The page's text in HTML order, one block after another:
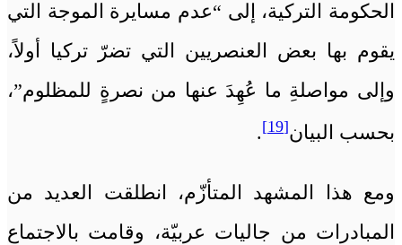
الحكومة التركية، إلى “عدم مسايرة الموجة التي
يقوم بها بعض العنصريين التي تضرّ تركيا أولاً،
وإلى مواصلةِ ما عُهِدَ عنها من نصرةٍ للمظلوم”،
بحسب البيان[19]
.
ومع هذا المشهد المتأزّم، انطلقت العديد من
المبادرات من جاليات عربيّة، وقامت بالاجتماع